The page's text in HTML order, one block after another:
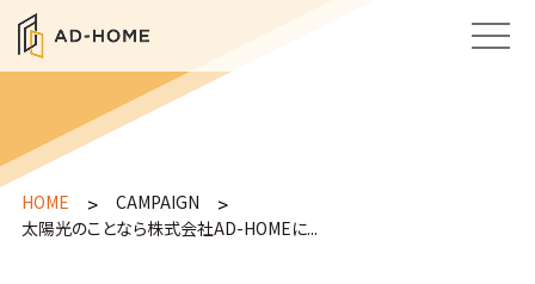
HOME > CAMPAIGN >
太陽光のことなら株式会社AD-HOMEに...